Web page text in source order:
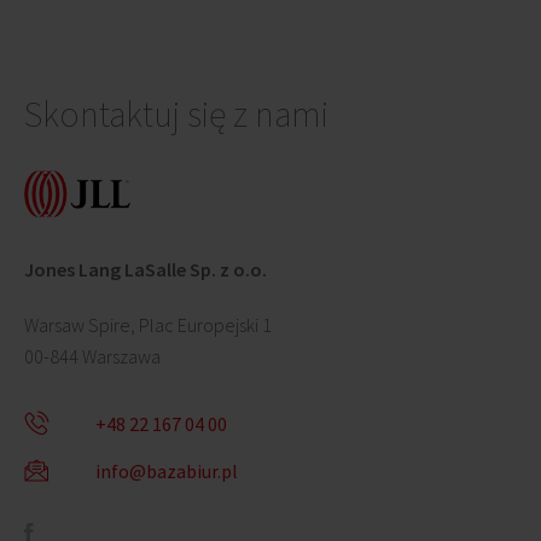
Skontaktuj się z nami
Jones Lang LaSalle Sp. z o.o.
Warsaw Spire, Plac Europejski 1
00-844 Warszawa
+48 22 167 04 00
info@bazabiur.pl